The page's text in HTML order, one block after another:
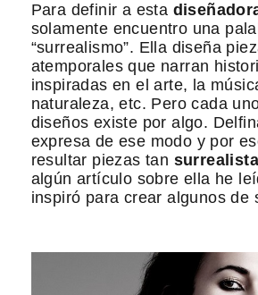
Para definir a esta
solamente encuentro una
“surrealismo”. Ella diseña
atemporales que narran
inspiradas en el arte, la
naturaleza, etc. Pero cada
diseños existe por algo.
expresa de ese modo y por
resultar piezas tan
algún artículo sobre ella he
inspiró para crear algunos de